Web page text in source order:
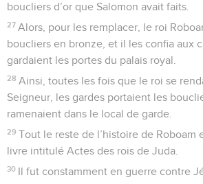
boucliers d’or que Salomon avait faits.
27 Alors, pour les remplacer, le roi
boucliers en bronze, et il les confia aux
gardaient les portes du palais royal.
28 Ainsi, toutes les fois que le roi se
Seigneur, les gardes portaient les
ramenaient dans le local de garde.
29 Tout le reste de l’histoire de Roboam
livre intitulé Actes des rois de Juda.
30 Il fut constamment en guerre contre